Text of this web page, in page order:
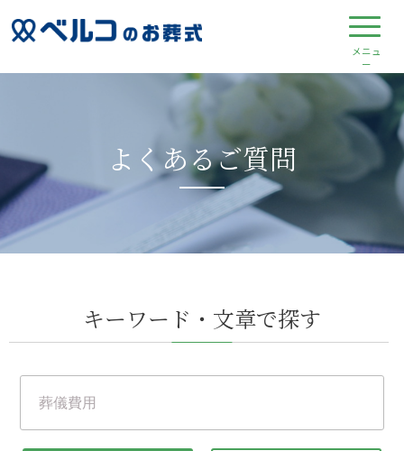
よくあるご質問
キーワード・文章で探す